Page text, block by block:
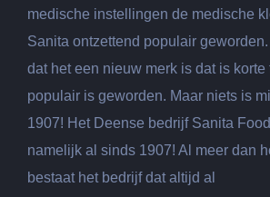
medische instellingen de medische
Sanita ontzettend populair
dat het een nieuw merk is dat is korte
populair is geworden. Maar niets is
1907! Het Deense bedrijf Sanita
namelijk al sinds 1907! Al meer dan
bestaat het bedrijf dat altijd al